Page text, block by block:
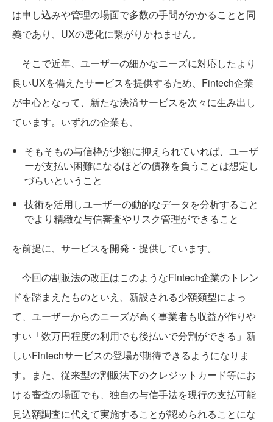
は申し込みや管理の場面で多数の手間がかかることと同
義であり、UXの悪化に繋がりかねません。
そこで近年、ユーザーの細かなニーズに対応したより
良いUXを備えたサービスを提供するため、Fintech企業
が中心となって、新たな決済サービスを次々に生み出し
ています。いずれの企業も、
そもそもの与信枠が少額に抑えられていれば、ユーザ
ーが支払い困難になるほどの債務を負うことは想定し
づらいということ
技術を活用しユーザーの動的なデータを分析すること
でより精緻な与信審査やリスク管理ができること
を前提に、サービスを開発・提供しています。
今回の割販法の改正はこのようなFintech企業のトレン
ドを踏まえたものといえ、新設される少額類型によっ
て、ユーザーからのニーズが高く事業者も収益が作りや
すい「数万円程度の利用でも後払いで分割ができる」新
しいFintechサービスの登場が期待できるようになりま
す。また、従来型の割販法下のクレジットカード等にお
ける審査の場面でも、独自の与信手法を現行の支払可能
見込額調査に代えて実施することが認められることにな